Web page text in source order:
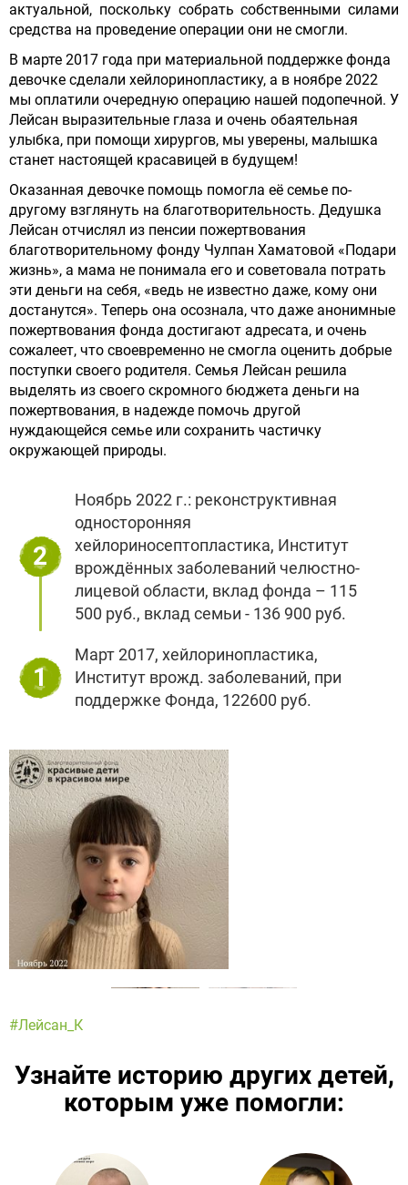
актуальной, поскольку собрать собственными силами
средства на проведение операции они не смогли.
В марте 2017 года при материальной поддержке фонда
девочке сделали хейлоринопластику, а в ноябре 2022
мы оплатили очередную операцию нашей подопечной. У
Лейсан выразительные глаза и очень обаятельная
улыбка, при помощи хирургов, мы уверены, малышка
станет настоящей красавицей в будущем!
Оказанная девочке помощь помогла её семье по-
другому взглянуть на благотворительность. Дедушка
Лейсан отчислял из пенсии пожертвования
благотворительному фонду Чулпан Хаматовой «Подари
жизнь», а мама не понимала его и советовала потрать
эти деньги на себя, «ведь не известно даже, кому они
достанутся». Теперь она осознала, что даже анонимные
пожертвования фонда достигают адресата, и очень
сожалеет, что своевременно не смогла оценить добрые
поступки своего родителя. Семья Лейсан решила
выделять из своего скромного бюджета деньги на
пожертвования, в надежде помочь другой
нуждающейся семье или сохранить частичку
окружающей природы.
2
Ноябрь 2022 г.: реконструктивная
односторонняя
хейлориносептопластика, Институт
врождённых заболеваний челюстно-
лицевой области, вклад фонда – 115
500 руб., вклад семьи - 136 900 руб.
1
Март 2017, хейлоринопластика,
Институт врожд. заболеваний, при
поддержке Фонда, 122600 руб.
#Лейсан_К
Узнайте историю других детей,
которым уже помогли:
Подробнее